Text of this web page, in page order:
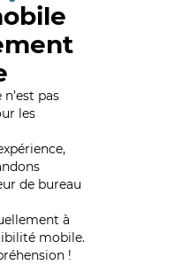
pas
les
de bureau
à
mobile.
!